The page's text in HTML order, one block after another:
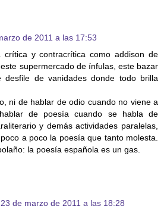
de 2011 a las 17:53
crítica y contracrítica como addison de
supermercado de ínfulas, este bazar
desfile de vanidades donde todo brilla
ni de hablar de odio cuando no viene a
de poesía cuando se habla de
y demás actividades paralelas,
a poco la poesía que tanto molesta.
la poesía española es un gas.
23 de marzo de 2011 a las 18:28